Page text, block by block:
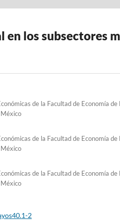
en los subsectores
de la Facultad de Economía de
de la Facultad de Economía de
de la Facultad de Economía de
2